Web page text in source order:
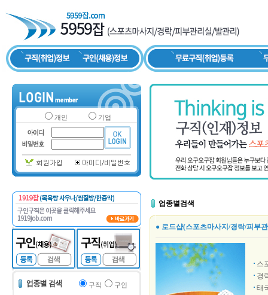
개인 기업
구직 구인
업종별검색
● 로드샵(스포츠마사지/경락/피부
스
경
태